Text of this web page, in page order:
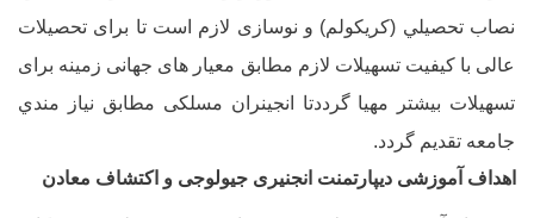
تحصيلي (کریکولم) و نوسازی لازم است تا برای تحصیلات
با کیفیت تسهیلات لازم مطابق معیار های جهانی زمینه برای
بیشتر مهیا گرددتا انجینران مسلکی مطابق نیاز مندي
تقدیم گردد.
آموزشی دیپارتمنت انجنیری جیولوجی و اکتشاف معادن